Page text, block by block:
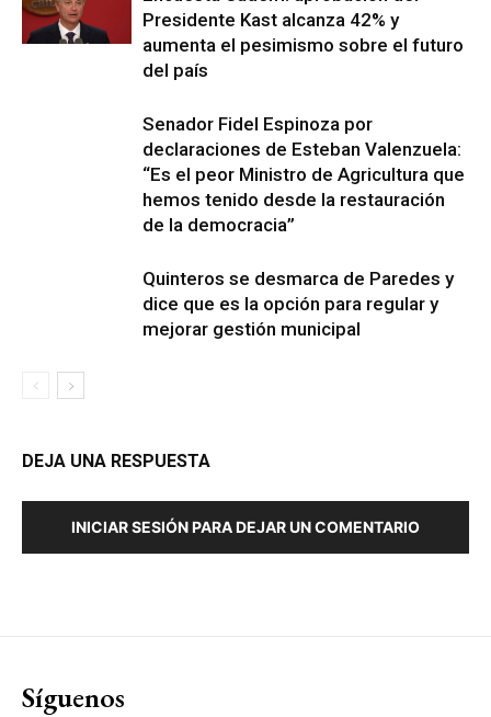
Presidente Kast alcanza 42% y
aumenta el pesimismo sobre el futuro
del país
Senador Fidel Espinoza por
declaraciones de Esteban Valenzuela:
“Es el peor Ministro de Agricultura que
hemos tenido desde la restauración
de la democracia”
Quinteros se desmarca de Paredes y
dice que es la opción para regular y
mejorar gestión municipal
DEJA UNA RESPUESTA
INICIAR SESIÓN PARA DEJAR UN COMENTARIO
Síguenos